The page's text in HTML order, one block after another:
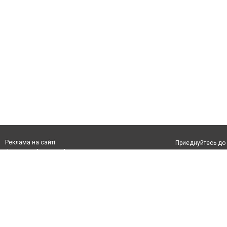
Реклама на сайті
Франшиза "CitySites"
Приєднуйтесь до